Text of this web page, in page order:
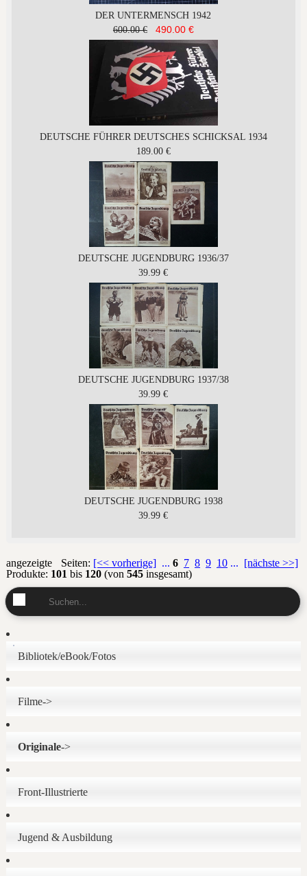
DER UNTERMENSCH 1942
600.00 €
490.00 €
DEUTSCHE FÜHRER DEUTSCHES SCHICKSAL 1934
189.00 €
DEUTSCHE JUGENDBURG 1936/37
39.99 €
DEUTSCHE JUGENDBURG 1937/38
39.99 €
DEUTSCHE JUGENDBURG 1938
39.99 €
Seiten: [<< vorherige] ... 6 7 8 9 10 ... [nächste >>]
angezeigte
Produkte: 101 bis 120(von 545insgesamt)
Bibliotek/eBook/Fotos
Filme->
Originale->
Front-Illustrierte
Jugend & Ausbildung